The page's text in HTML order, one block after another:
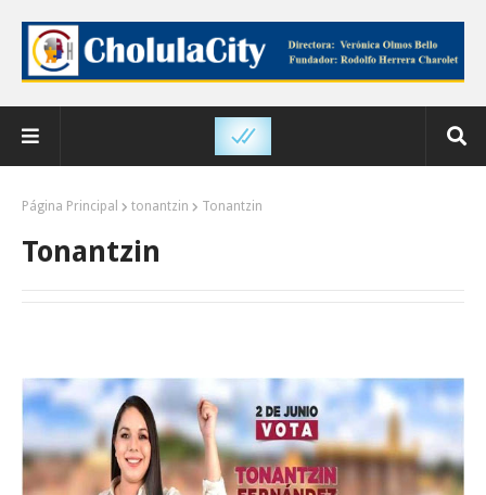
Página Principal tonantzin Tonantzin
Tonantzin